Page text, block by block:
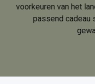
voorkeuren van het
passend cadeau